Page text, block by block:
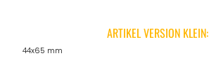
ARTIKEL VERSION KLEIN:
44x65 mm